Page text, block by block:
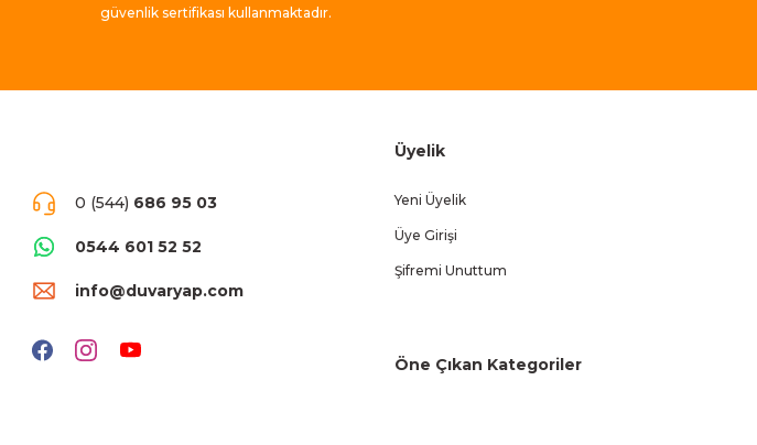
güvenlik sertifikası kullanmaktadır.
0 (544) 686 95 03
0544 601 52 52
info@duvaryap.com
Üyelik
Yeni Üyelik
Üye Girişi
Şifremi Unuttum
Öne Çıkan Kategoriler